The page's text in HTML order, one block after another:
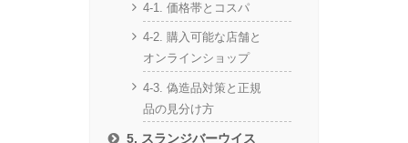
4-1. 価格帯とコスパ
4-2. 購入可能な店舗と
オンラインショップ
4-3. 偽造品対策と正規
品の見分け方
5. スランジバーウイス